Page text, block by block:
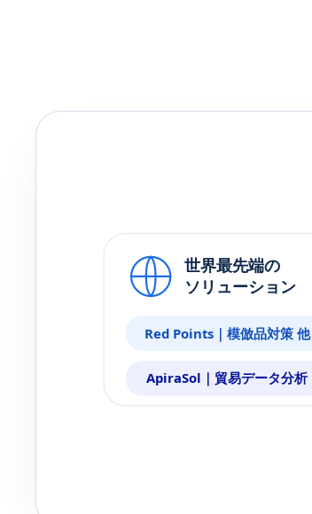
世界最先端の
ソリューション
Red Points｜模倣品対策 他
ApiraSol｜貿易データ分析